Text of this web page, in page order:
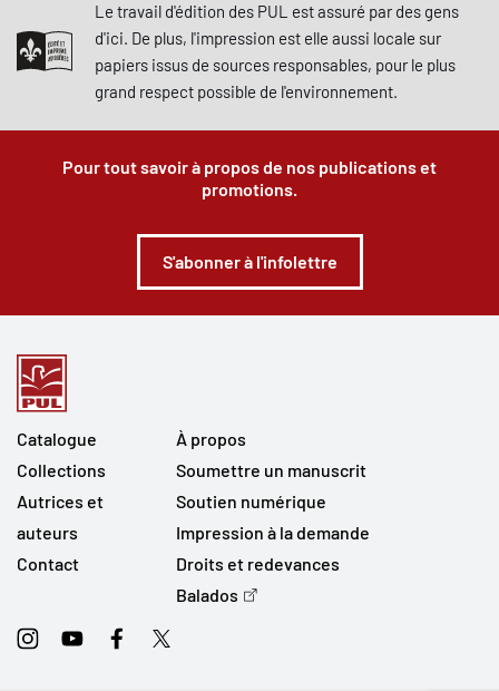
Le travail d'édition des PUL est assuré par des gens
d'ici. De plus, l'impression est elle aussi locale sur
papiers issus de sources responsables, pour le plus
grand respect possible de l'environnement.
Pour tout savoir à propos de nos publications et
promotions.
S'abonner à l'infolettre
Catalogue
Collections
Autrices et
auteurs
Contact
À propos
Soumettre un manuscrit
Soutien numérique
Impression à la demande
Droits et redevances
Balados
InstagramYoutubeFacebookTwitter